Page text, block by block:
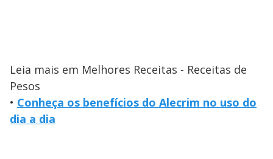
Leia mais em Melhores Receitas - Receitas de
Pesos
• Conheça os benefícios do Alecrim no uso do
dia a dia